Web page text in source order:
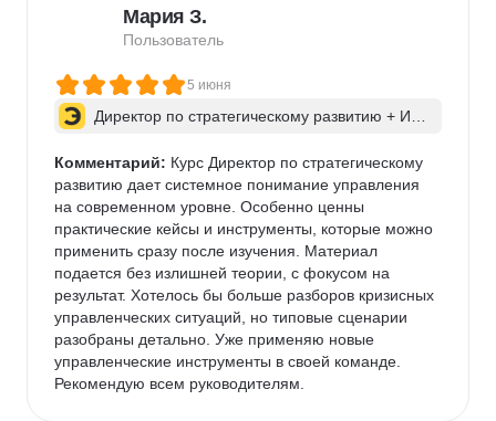
Мария З.
Пользователь
5 июня
Директор по стратегическому развитию + ИИ
Комментарий: Курс Директор по стратегическому
развитию дает системное понимание управления
на современном уровне. Особенно ценны
практические кейсы и инструменты, которые можно
применить сразу после изучения. Материал
подается без излишней теории, с фокусом на
результат. Хотелось бы больше разборов кризисных
управленческих ситуаций, но типовые сценарии
разобраны детально. Уже применяю новые
управленческие инструменты в своей команде.
Рекомендую всем руководителям.